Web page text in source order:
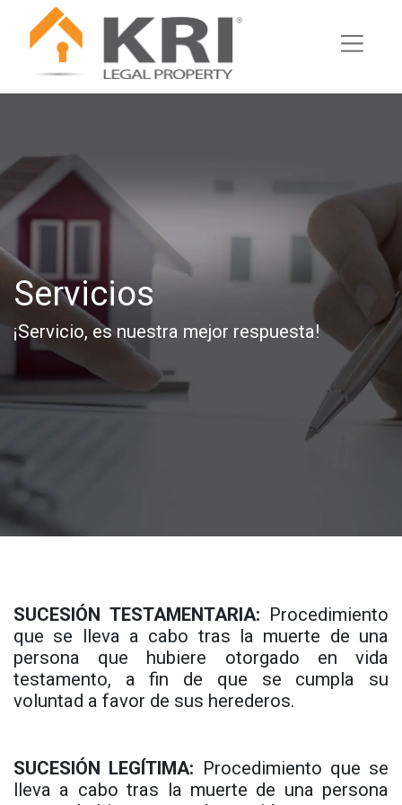
Servicios
¡Servicio, es nuestra mejor respuesta!
SUCESIÓN TESTAMENTARIA: Procedimiento
que se lleva a cabo tras la muerte de una
persona que hubiere otorgado en vida
testamento, a fin de que se cumpla su
voluntad a favor de sus herederos.
SUCESIÓN LEGÍTIMA: Procedimiento que se
lleva a cabo tras la muerte de una persona